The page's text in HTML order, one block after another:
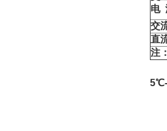
电
交
直
注
5℃-